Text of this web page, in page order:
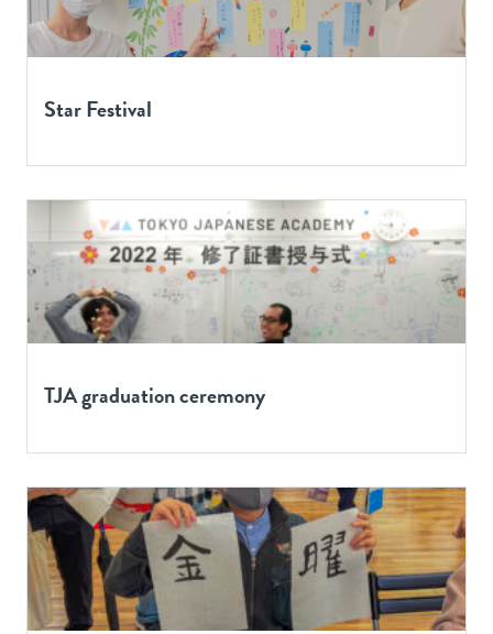
Star Festival
TJA graduation ceremony